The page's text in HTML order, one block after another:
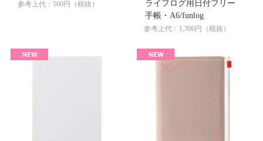
参考上代：500円（税抜）
ライフログ用日付フリー
手帳・A6/funlog
参考上代：1,300円（税抜）